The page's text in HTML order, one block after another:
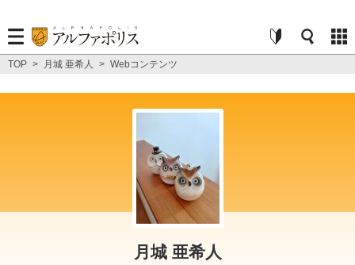
TOP > 月城 亜希人 > Webコンテンツ
月城 亜希人